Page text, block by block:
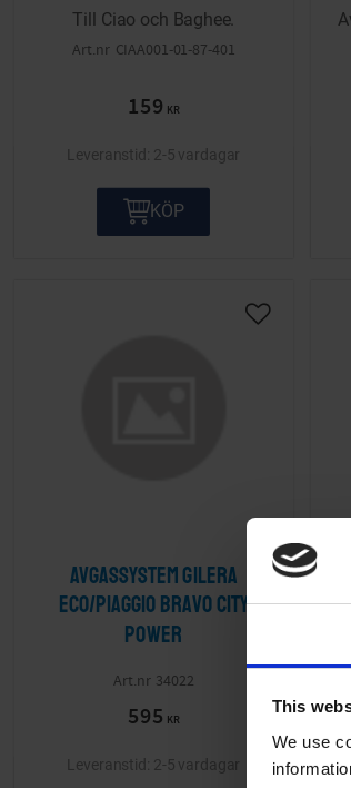
This
We use
Till Ciao och Baghee.
CIAA001-01-87-401
159 KR
2-5 vardagar
KÖP
Avgassystem Gilera
Eco/Piaggio Bravo City
Power
34022
595 KR
Lägg till i
2-5 vardagar